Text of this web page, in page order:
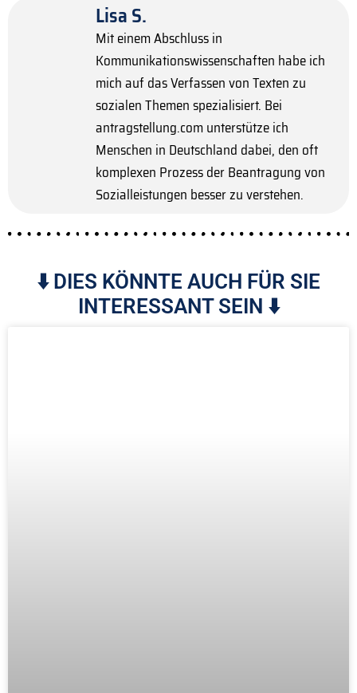
Lisa S.
Mit einem Abschluss in
Kommunikationswissenschaften habe ich
mich auf das Verfassen von Texten zu
sozialen Themen spezialisiert. Bei
antragstellung.com unterstütze ich
Menschen in Deutschland dabei, den oft
komplexen Prozess der Beantragung von
Sozialleistungen besser zu verstehen.
⬇️ DIES KÖNNTE AUCH FÜR SIE
INTERESSANT SEIN ⬇️